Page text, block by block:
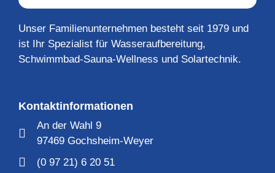
Unser Familienunternehmen besteht seit 1979 und
ist Ihr Spezialist für Wasseraufbereitung,
Schwimmbad-Sauna-Wellness und Solartechnik.
Kontaktinformationen
An der Wahl 9
97469 Gochsheim-Weyer
(0 97 21) 6 20 51